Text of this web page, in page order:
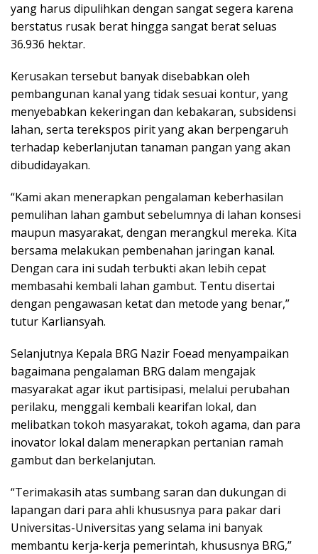
yang harus dipulihkan dengan sangat segera karena
berstatus rusak berat hingga sangat berat seluas
36.936 hektar.
Kerusakan tersebut banyak disebabkan oleh
pembangunan kanal yang tidak sesuai kontur, yang
menyebabkan kekeringan dan kebakaran, subsidensi
lahan, serta terekspos pirit yang akan berpengaruh
terhadap keberlanjutan tanaman pangan yang akan
dibudidayakan.
“Kami akan menerapkan pengalaman keberhasilan
pemulihan lahan gambut sebelumnya di lahan konsesi
maupun masyarakat, dengan merangkul mereka. Kita
bersama melakukan pembenahan jaringan kanal.
Dengan cara ini sudah terbukti akan lebih cepat
membasahi kembali lahan gambut. Tentu disertai
dengan pengawasan ketat dan metode yang benar,”
tutur Karliansyah.
Selanjutnya Kepala BRG Nazir Foead menyampaikan
bagaimana pengalaman BRG dalam mengajak
masyarakat agar ikut partisipasi, melalui perubahan
perilaku, menggali kembali kearifan lokal, dan
melibatkan tokoh masyarakat, tokoh agama, dan para
inovator lokal dalam menerapkan pertanian ramah
gambut dan berkelanjutan.
“Terimakasih atas sumbang saran dan dukungan di
lapangan dari para ahli khususnya para pakar dari
Universitas-Universitas yang selama ini banyak
membantu kerja-kerja pemerintah, khususnya BRG,”